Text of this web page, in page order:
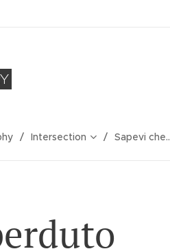
Intersection Sapevi che..